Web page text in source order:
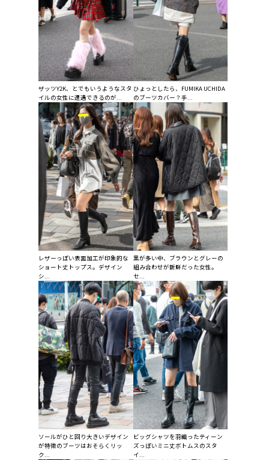
ザッツY2K、とでもいうようなスタ
イルの女性に遭遇できるのが...
ひょっとしたら、FUMIKA UCHIDA
のブーツカバー？手...
レザーっぽい表面加工が印象的な
ショート丈トップス。デザイン
シ...
黒が多い中、ブラウンとグレーの
組み合わせが新鮮だった女性。
セ...
ソールがひと回り大きいデザイン
が特徴のブーツはおそらくリッ
ク...
ビッグシャツを羽織ったティーン
ズっぽいミニ丈ボトムスのスタ
イ...